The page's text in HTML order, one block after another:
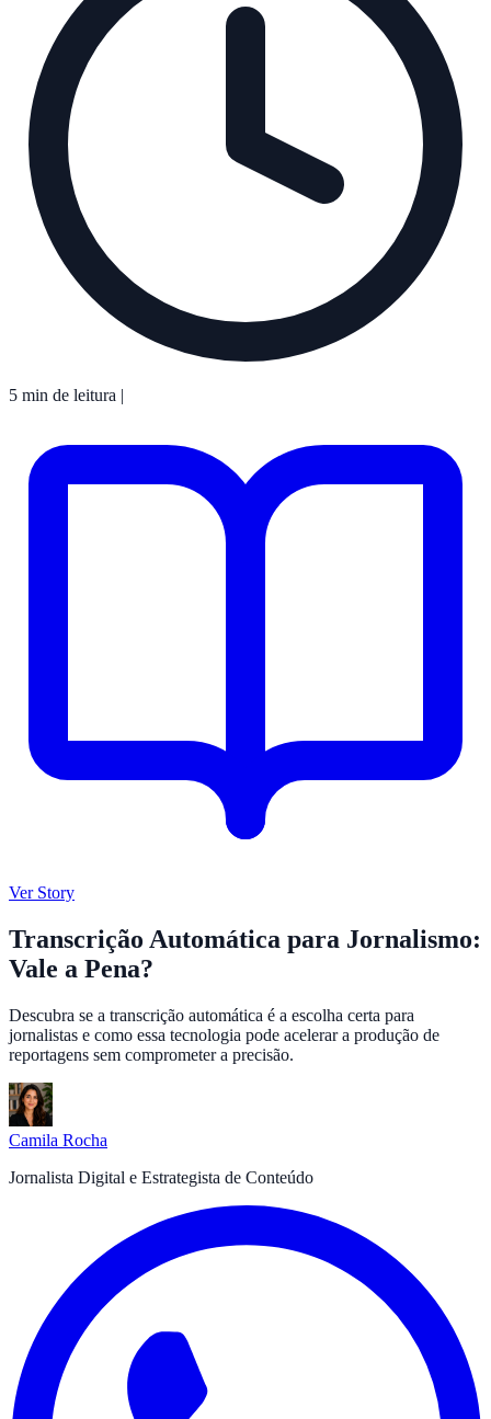
5 min de leitura |
Ver Story
Transcrição Automática para Jornalismo:
Vale a Pena?
Descubra se a transcrição automática é a escolha certa para
jornalistas e como essa tecnologia pode acelerar a produção de
reportagens sem comprometer a precisão.
Camila Rocha
Jornalista Digital e Estrategista de Conteúdo